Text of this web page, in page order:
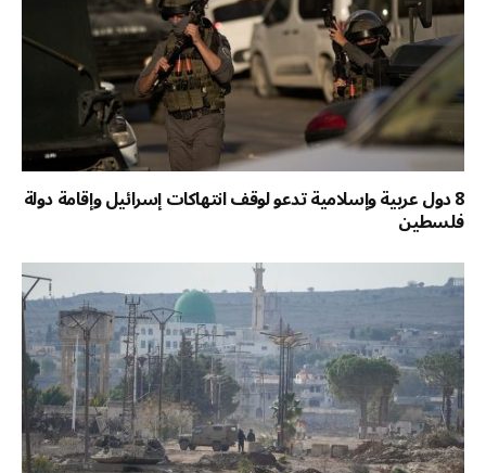
8 دول عربية وإسلامية تدعو لوقف انتهاكات إسرائيل وإقامة دولة
فلسطين